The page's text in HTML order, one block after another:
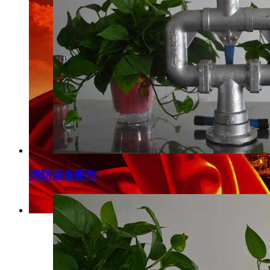
消防设备配件